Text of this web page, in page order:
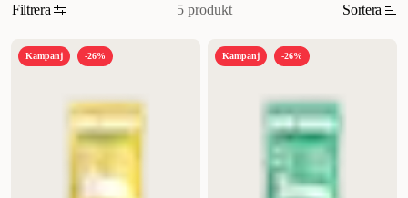
Filtrera 5 produkt Sortera
Relevans
Högsta pris
Lägsta pris
Kampanj -26% Kampanj -26%